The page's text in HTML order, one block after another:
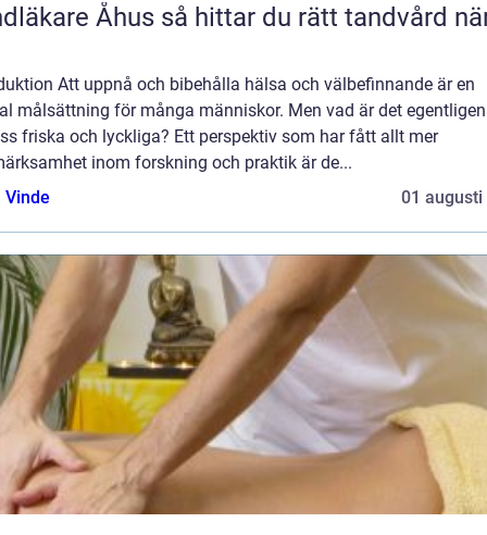
Åhus så hittar du rätt tandvård nära
Att uppnå och bibehålla hälsa och välbefinnande är en
målsättning för många människor. Men vad är det
friska och lyckliga? Ett perspektiv som har fått allt mer
inom forskning och praktik är de...
Vinde
01 augusti